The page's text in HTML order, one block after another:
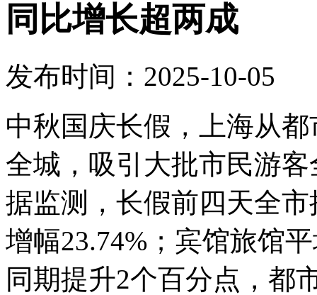
同比增长超两成
发布时间：2025-10-05
中秋国庆长假，上海从
全城，吸引大批市民游
据监测，长假前四天全
增幅23.74%；宾馆旅馆
同期提升2个百分点，都